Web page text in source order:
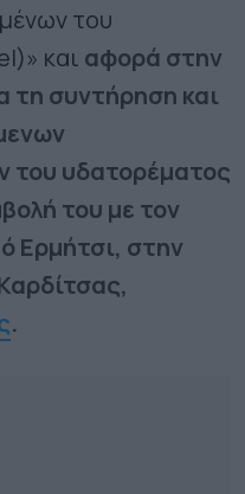
του
και αφορά στην
τη συντήρηση και
του υδατορέματος
του με τον
Ερμήτσι, στην
.